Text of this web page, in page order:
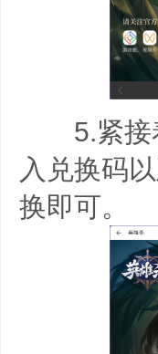
5.紧接着
入兑换码
换即可。